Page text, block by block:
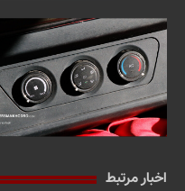
اخبار مرتبط